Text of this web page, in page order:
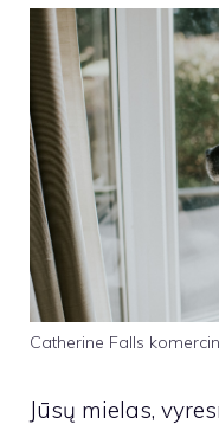
Catherine Falls
Jūsų mielas,